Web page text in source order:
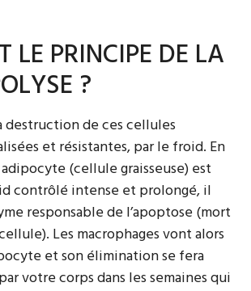
LE PRINCIPE DE LA
?
destruction de ces cellules
et résistantes, par le froid. En
(cellule graisseuse) est
contrôlé intense et prolongé, il
responsable de l’apoptose (mort
Les macrophages vont alors
et son élimination se fera
votre corps dans les semaines qui